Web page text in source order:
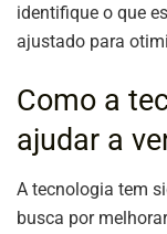
identifique o que
ajustado para
Como a
ajudar a
A tecnologia tem
busca por